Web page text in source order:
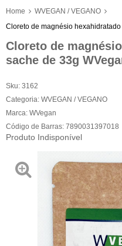
Home
WVEGAN / VEGANO
Cloreto de magnésio
Cloreto de
sache de 33g
Sku: 3162
Categoria: WVEGAN / VEGANO
Marca: WVegan
Código de Barras: 7890031397018
Produto Indisponível